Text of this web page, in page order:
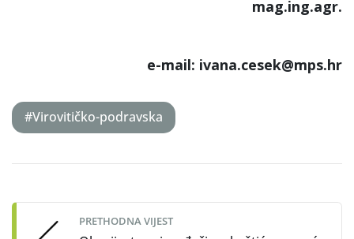
mag.ing.agr.
e-mail: ivana.cesek@mps.hr
#Virovitičko-podravska
navigation
PRETHODNA VIJEST